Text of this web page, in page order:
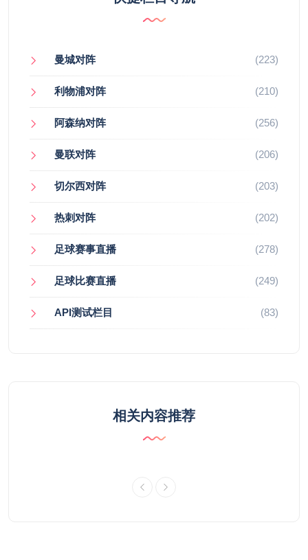
曼城对阵 (223)
利物浦对阵 (210)
阿森纳对阵 (256)
曼联对阵 (206)
切尔西对阵 (203)
热刺对阵 (202)
足球赛事直播 (278)
足球比赛直播 (249)
API测试栏目 (83)
相关内容推荐